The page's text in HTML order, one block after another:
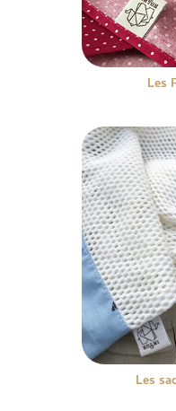
Les
Les